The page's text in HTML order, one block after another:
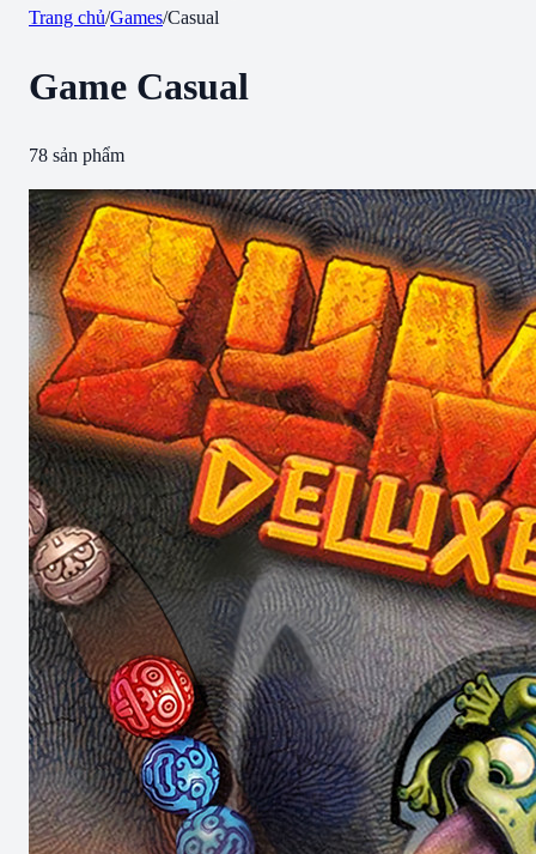
Trang chủ/Games/Casual
Game Casual
78 sản phẩm